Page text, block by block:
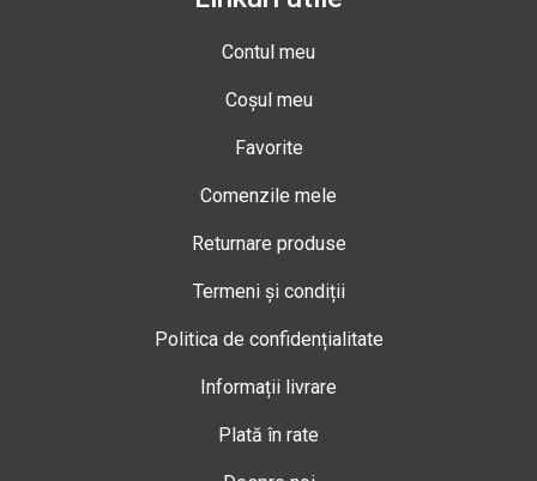
Contul meu
Coșul meu
Favorite
Comenzile mele
Returnare produse
Termeni și condiții
Politica de confidențialitate
Informații livrare
Plată în rate